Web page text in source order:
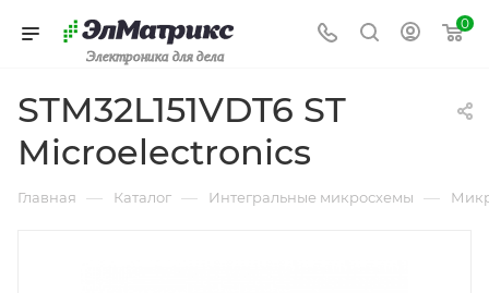
Электроника для дела
0
STM32L151VDT6 ST
Microelectronics
Главная — Каталог — Интегральные микросхемы —